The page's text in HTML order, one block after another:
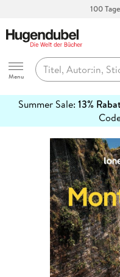
Hugendubel
Menu
Summer Sale: 13%
erfahren